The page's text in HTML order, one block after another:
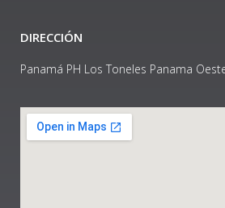
DIRECCIÓN
Panamá PH Los Toneles Panama